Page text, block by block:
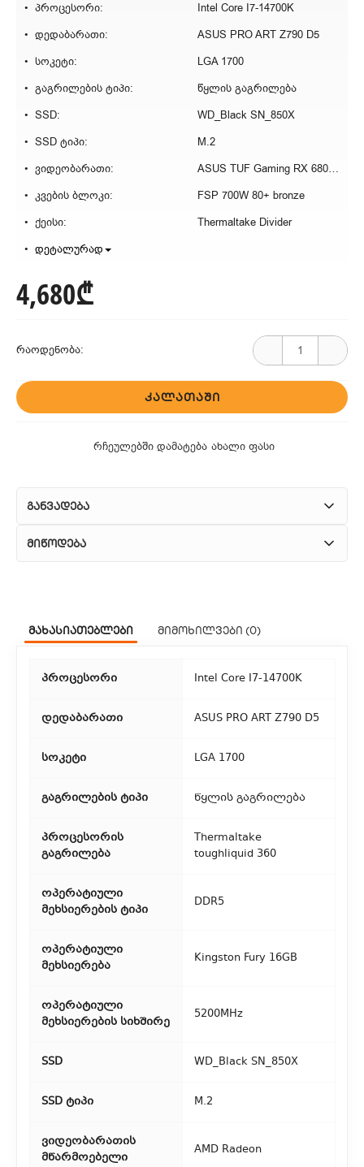
პროცესორი:
Intel Core I7-14700K
დედაბარათი:
ASUS PRO ART Z790 D5
სოკეტი:
LGA 1700
გაგრილების ტიპი:
წყლის გაგრილება
SSD:
WD_Black SN_850X
SSD ტიპი:
M.2
ვიდეობარათი:
ASUS TUF Gaming RX 6800 16GB
კვების ბლოკი:
FSP 700W 80+ bronze
ქეისი:
Thermaltake Divider
დეტალურად
4,680₾
რაოდენობა:
ᲙᲐᲚᲐᲗᲐᲨᲘ
რჩეულებში დამატება ახალი ფასი
განვადება
მიწოდება
თბილისის მასშტაბით.
აიღოთ თქვენი შეკვეთა ჩვენი ფილიალიდან.
3. საფოსტო მიწოდება
მიწოდება. მიწოდების დრო დამოკიდებულია
მახასიათებლები მიმოხილვები (0)
პროცესორი Intel Core I7-14700K
დედაბარათი ASUS PRO ART Z790 D5
სოკეტი LGA 1700
გაგრილების ტიპი წყლის გაგრილება
პროცესორის
გაგრილება
Thermaltake
toughliquid 360
ოპერატიული
მეხსიერების ტიპი
DDR5
ოპერატიული
მეხსიერება
Kingston Fury 16GB
ოპერატიული
მეხსიერების სიხშირე
5200MHz
SSD WD_Black SN_850X
SSD ტიპი M.2
ვიდეობარათის
მწარმოებელი
AMD Radeon